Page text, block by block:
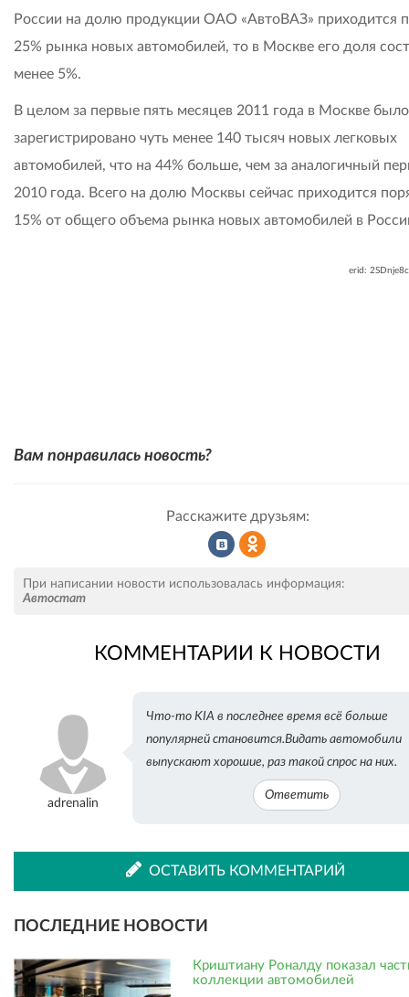
России на долю продукции ОАО «АвтоВАЗ» приходится
25% рынка новых автомобилей, то в Москве его доля
менее 5%.
В целом за первые пять месяцев 2011 года в Москве было
зарегистрировано чуть менее 140 тысяч новых легковых
автомобилей, что на 44% больше, чем за аналогичный
2010 года. Всего на долю Москвы сейчас приходится
15% от общего объема рынка новых автомобилей в
erid:
Вам понравилась новость?
Расскажите друзьям:
во
ВКонтакте
Одноклассниках
При написании новости использовалась информация:
Автостат
КОММЕНТАРИИ К НОВОСТИ
adrenalin
Что-то KIA в последнее время всё больше
популярней становится.Видать автомобили
выпускают хорошие, раз такой спрос на них.
Ответить
ОСТАВИТЬ КОММЕНТАРИЙ
ПОСЛЕДНИЕ НОВОСТИ
Криштиану Роналду показал
коллекции автомобилей